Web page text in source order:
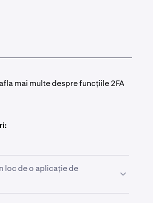
mai multe despre funcțiile 2FA
loc de o aplicație de